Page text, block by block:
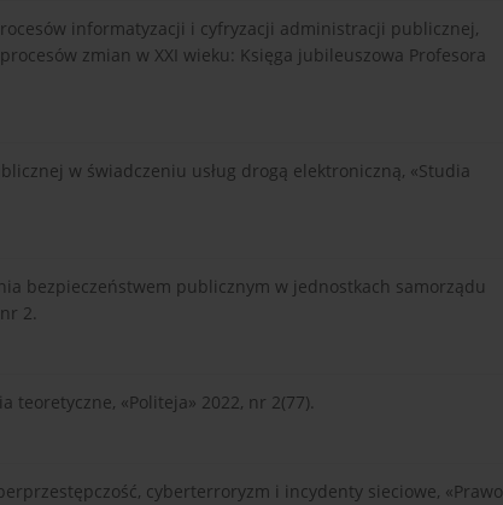
informatyzacji i cyfryzacji administracji publicznej,
zmian w XXI wieku: Księga jubileuszowa Profesora
w świadczeniu usług drogą elektroniczną, «Studia
bezpieczeństwem publicznym w jednostkach samorządu
2.
teoretyczne, «Politeja» 2022, nr 2(77).
cyberterroryzm i incydenty sieciowe, «Prawo